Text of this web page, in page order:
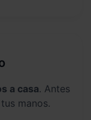
a casa. Antes
manos.